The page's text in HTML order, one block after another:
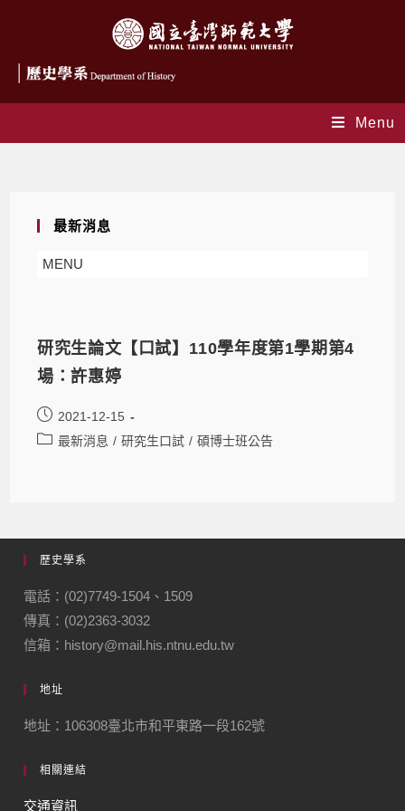
Menu
最新消息
MENU
研究生論文【口試】110學年度第1學期第4
場：許惠婷
2021-12-15
最新消息 / 研究生口試 / 碩博士班公告
歷史學系
電話：(02)7749-1504、1509
傳真：(02)2363-3032
信箱：history@mail.his.ntnu.edu.tw
地址
地址：106308臺北市和平東路一段162號
相關連結
交通資訊